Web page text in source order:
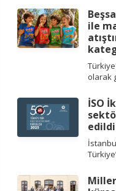
ile
olarak
İSO
edildi